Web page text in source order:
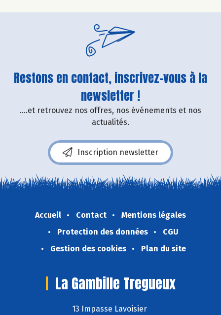
Restons en contact, inscrivez-vous à la
newsletter !
....et retrouvez nos offres, nos événements et nos
actualités.
Inscription newsletter
Accueil Contact
Mentions légales
Protection des données
CGU
Gestion des cookies
Plan du site
La Gambille Tregueux
13 Impasse Lavoisier